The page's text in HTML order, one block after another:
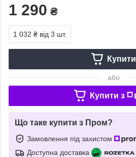
1 290 ₴
1 032 ₴ від 3 шт.
Купити
або
Купити з
Що таке купити з Пром?
Замовлення під захистом
Доступна доставка